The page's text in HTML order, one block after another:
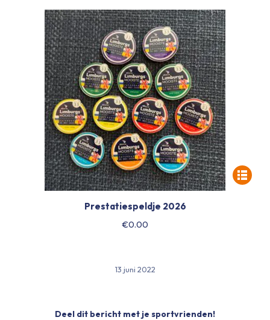
Prestatiespeldje 2026
€0.00
13 juni 2022
Deel dit bericht met je sportvrienden!